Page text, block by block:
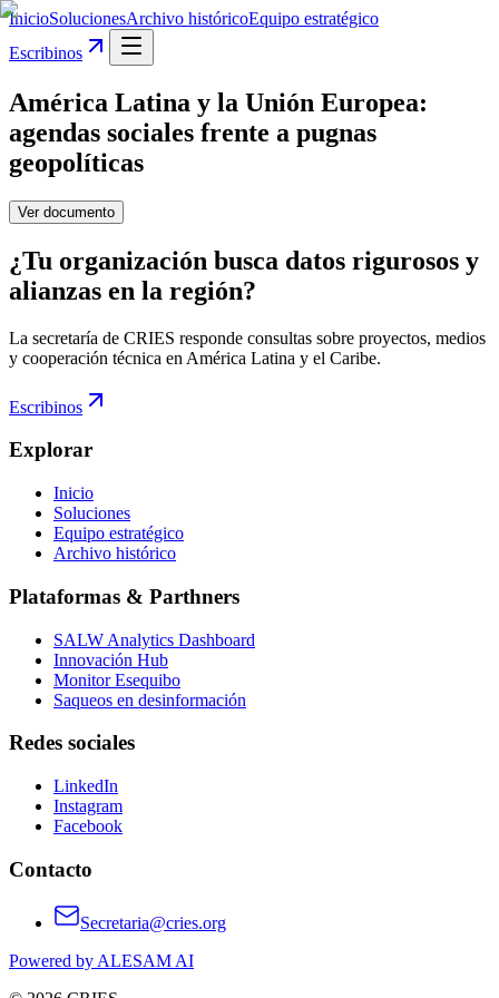
InicioSolucionesArchivo históricoEquipo estratégico
Escribinos
América Latina y la Unión Europea:
agendas sociales frente a pugnas
geopolíticas
Ver documento
¿Tu organización busca datos rigurosos y
alianzas en la región?
La secretaría de CRIES responde consultas sobre proyectos, medios
y cooperación técnica en América Latina y el Caribe.
Escribinos
Explorar
Inicio
Soluciones
Equipo estratégico
Archivo histórico
Plataformas & Parthners
SALW Analytics Dashboard
Innovación Hub
Monitor Esequibo
Saqueos en desinformación
Redes sociales
LinkedIn
Instagram
Facebook
Contacto
Secretaria@cries.org
Powered by ALESAM AI